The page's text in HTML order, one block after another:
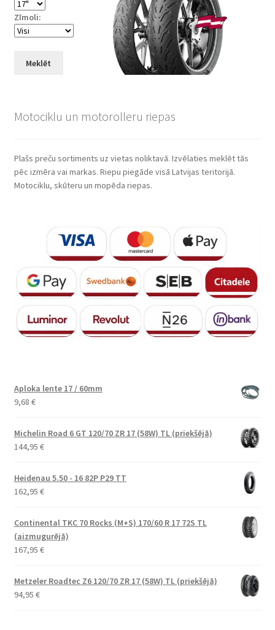
Zīmoli:
Meklēt
Motociklu un motorolleru riepas
Plašs preču sortiments uz vietas noliktavā. Izvēlaties meklēt tās
pēc izmēra vai markas. Riepu piegāde visā Latvijas teritorijā.
Motociklu, skūteru un mopēda riepas.
Aploka lente 17 / 60mm
9,68 €
Michelin Road 6 GT 120/70 ZR 17 (58W) TL (priekšējā)
144,95 €
Heidenau 5.50 - 16 82P P29 TT
162,95 €
Continental TKC 70 Rocks (M+S) 170/60 R 17 72S TL
(aizmugurējā)
167,95 €
Metzeler Roadtec Z6 120/70 ZR 17 (58W) TL (priekšējā)
94,95 €